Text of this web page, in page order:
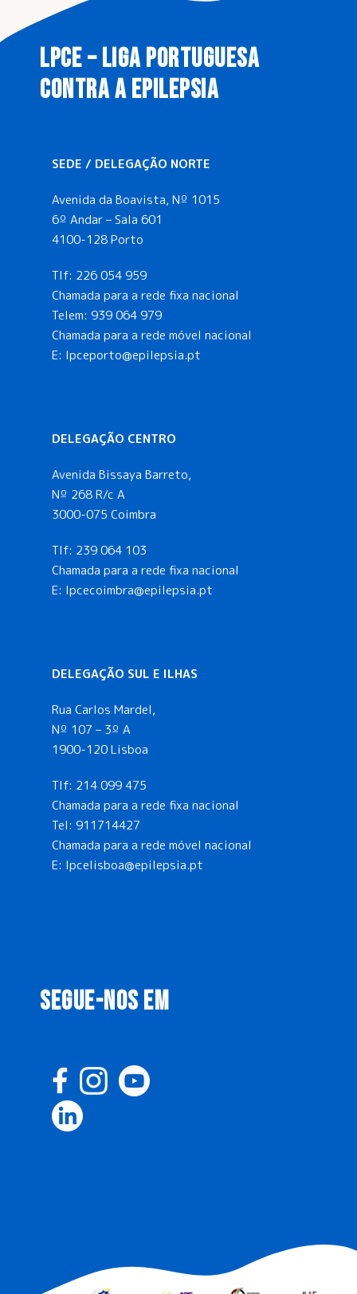
LPCE – LIGA PORTUGUESA
CONTRA A EPILEPSIA
SEDE / DELEGAÇÃO NORTE
Avenida da Boavista, Nº 1015
6º Andar – Sala 601
4100-128 Porto
Tlf: 226 054 959
Chamada para a rede fixa nacional
Telem: 939 064 979
Chamada para a rede móvel nacional
E: lpceporto@epilepsia.pt
DELEGAÇÃO CENTRO
Avenida Bissaya Barreto,
Nº 268 R/c A
3000-075 Coimbra
Tlf: 239 064 103
Chamada para a rede fixa nacional
E: lpcecoimbra@epilepsia.pt
DELEGAÇÃO SUL E ILHAS
Rua Carlos Mardel,
Nº 107 – 3º A
1900-120 Lisboa
Tlf: 214 099 475
Chamada para a rede fixa nacional
Tel: 911714427
Chamada para a rede móvel nacional
E: lpcelisboa@epilepsia.pt
SEGUE-NOS EM